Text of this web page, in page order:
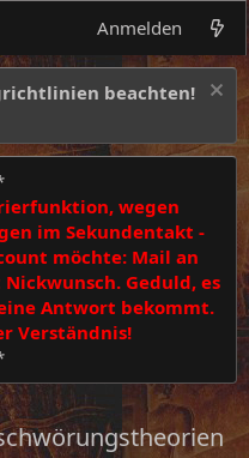
Anmelden
beachten!
wegen
im Sekundentakt -
möchte: Mail an
Geduld, es
Antwort bekommt.
Verständnis!